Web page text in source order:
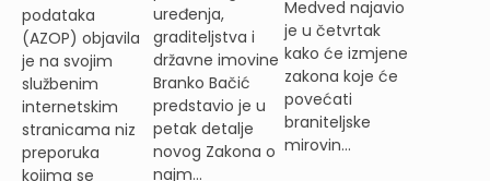
podataka
(AZOP) objavila
je na svojim
službenim
internetskim
stranicama niz
preporuka
kojima se
uređenja,
graditeljstva i
državne imovine
Branko Bačić
predstavio je u
petak detalje
novog Zakona o
najm...
Medved najavio
je u četvrtak
kako će izmjene
zakona koje će
povećati
braniteljske
mirovin...